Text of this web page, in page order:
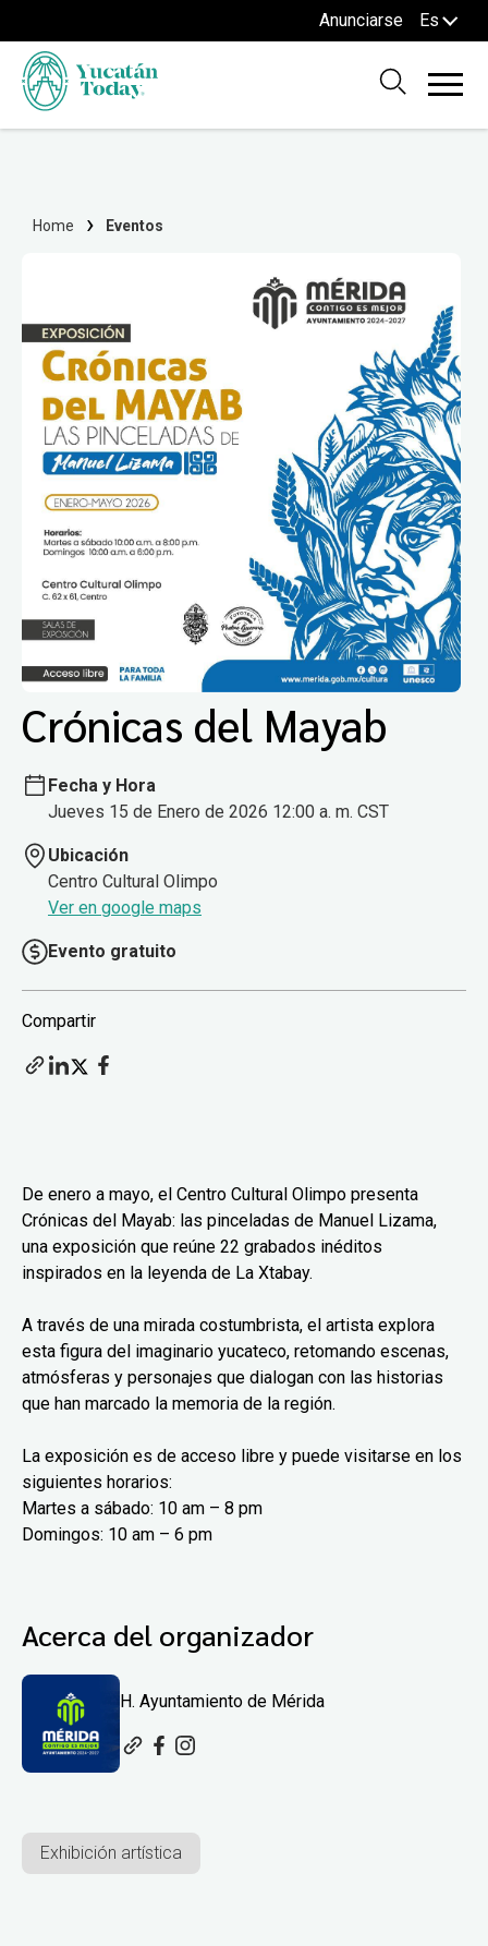
Anunciarse Es
Home Eventos
Crónicas del Mayab
Fecha y Hora
Jueves 15 de Enero de 2026 12:00 a. m. CST
Ubicación
Centro Cultural Olimpo
Ver en google maps
Evento gratuito
Compartir
De enero a mayo, el Centro Cultural Olimpo presenta
Crónicas del Mayab: las pinceladas de Manuel Lizama,
una exposición que reúne 22 grabados inéditos
inspirados en la leyenda de La Xtabay.
A través de una mirada costumbrista, el artista explora
esta figura del imaginario yucateco, retomando escenas,
atmósferas y personajes que dialogan con las historias
que han marcado la memoria de la región.
La exposición es de acceso libre y puede visitarse en los
siguientes horarios:
Martes a sábado: 10 am – 8 pm
Domingos: 10 am – 6 pm
Acerca del organizador
H. Ayuntamiento de Mérida
Exhibición artística